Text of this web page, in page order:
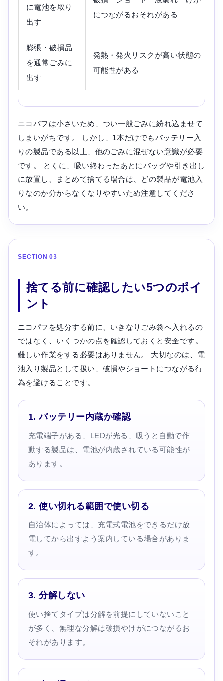
に電池を取り
出す
につながるおそれがある
膨張・破損品
を通常ごみに
出す
発熱・発火リスクが高い状態の
可能性がある
ニコパフは小さいため、つい一般ごみに紛れ込ませて
しまいがちです。 しかし、1本だけでもバッテリー入
りの製品である以上、他のごみに混ぜない意識が必要
です。 とくに、吸い終わったあとにバッグや引き出し
に放置し、まとめて捨てる場合は、どの製品が電池入
りなのか分からなくなりやすいため注意してくださ
い。
SECTION 03
捨てる前に確認したい5つのポイ
ント
ニコパフを処分する前に、いきなりごみ袋へ入れるの
ではなく、いくつかの点を確認しておくと安全です。
難しい作業をする必要はありません。 大切なのは、電
池入り製品として扱い、破損やショートにつながる行
為を避けることです。
1. バッテリー内蔵か確認
充電端子がある、LEDが光る、吸うと自動で作
動する製品は、電池が内蔵されている可能性が
あります。
2. 使い切れる範囲で使い切る
自治体によっては、充電式電池をできるだけ放
電してから出すよう案内している場合がありま
す。
3. 分解しない
使い捨てタイプは分解を前提にしていないこと
が多く、無理な分解は破損やけがにつながるお
それがあります。